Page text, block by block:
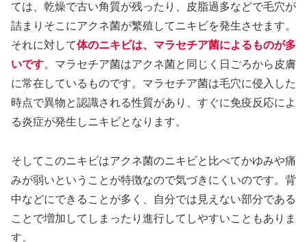
ては、乾燥で古い角質が残ったり、皮脂過多などで毛穴が
詰まりそこにアクネ菌が繁殖してニキビを発生させます。
それに対して体のニキビは、マラセチア菌によるものが多
いです。マラセチア菌はアクネ菌と同じく日ごろから皮膚
に常在しているものです。マラセチア菌は毛穴に侵入した
時点で異物と認識される性質があり、すぐに免疫反応によ
る炎症が発生しニキビとなります。
そしてこのニキビはアクネ菌のニキビと比べてかゆみや痛
みが弱いということが特徴なので気づきにくいのです。背
中などにできることが多く、自分では見えない部分である
ことで増加してしまったり進行してしやすいこともありま
す。